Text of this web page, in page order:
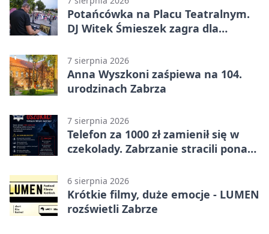
Potańcówka na Placu Teatralnym.
DJ Witek Śmieszek zagra dla
7 sierpnia 2026
Anna Wyszkoni zaśpiewa na 104.
urodzinach Zabrza
7 sierpnia 2026
Telefon za 1000 zł zamienił się w
czekolady. Zabrzanie stracili ponad
6 sierpnia 2026
Krótkie filmy, duże emocje - LUMEN
rozświetli Zabrze